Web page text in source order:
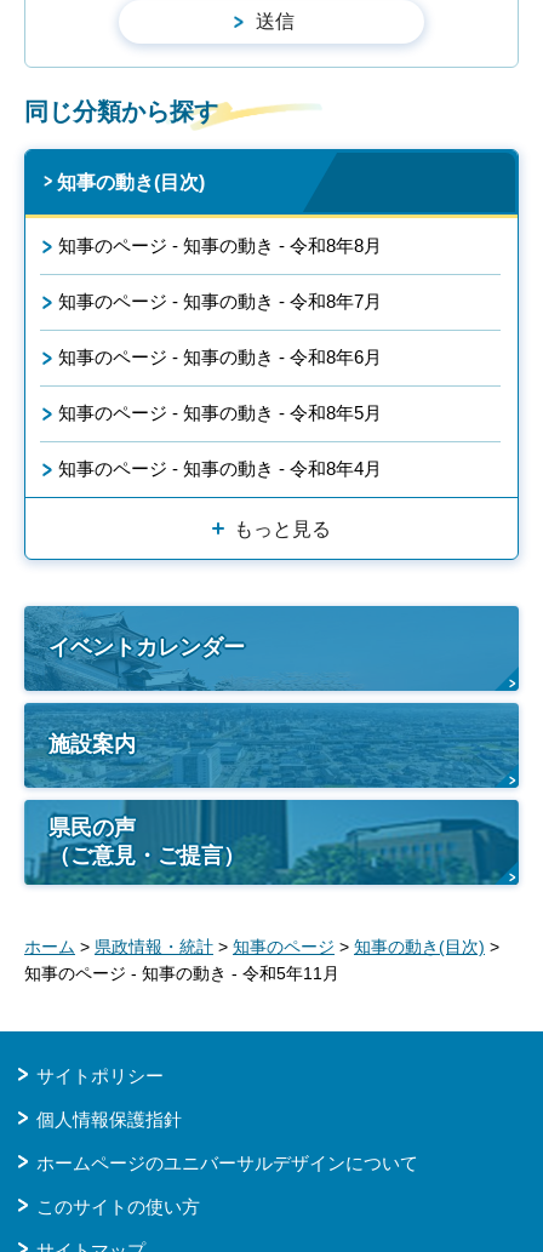
同じ分類から探す
知事の動き(目次)
知事のページ - 知事の動き - 令和8年8月
知事のページ - 知事の動き - 令和8年7月
知事のページ - 知事の動き - 令和8年6月
知事のページ - 知事の動き - 令和8年5月
知事のページ - 知事の動き - 令和8年4月
もっと見る
イベントカレンダー
施設案内
県民の声
（ご意見・ご提言）
ホーム > 県政情報・統計 > 知事のページ > 知事の動き(目次) >
知事のページ - 知事の動き - 令和5年11月
サイトポリシー
個人情報保護指針
ホームページのユニバーサルデザインについて
このサイトの使い方